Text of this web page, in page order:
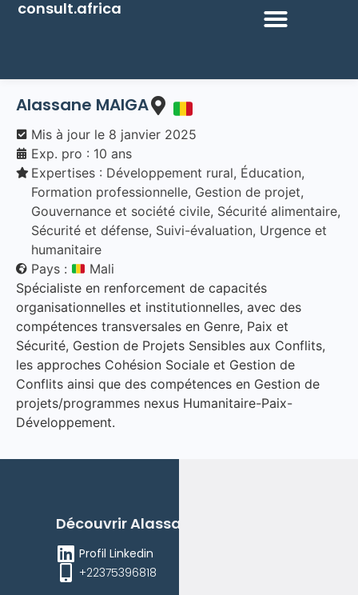
consult.africa
Alassane MAIGA
Mis à jour le 8 janvier 2025
Exp. pro : 10 ans
Expertises : Développement rural, Éducation,
Formation professionnelle, Gestion de projet,
Gouvernance et société civile, Sécurité alimentaire,
Sécurité et défense, Suivi-évaluation, Urgence et
humanitaire
Pays :
Mali
Spécialiste en renforcement de capacités
organisationnelles et institutionnelles, avec des
compétences transversales en Genre, Paix et
Sécurité, Gestion de Projets Sensibles aux Conflits,
les approches Cohésion Sociale et Gestion de
Conflits ainsi que des compétences en Gestion de
projets/programmes nexus Humanitaire-Paix-
Développement.
DécouvrirAlassane
Profil Linkedin
+22375396818